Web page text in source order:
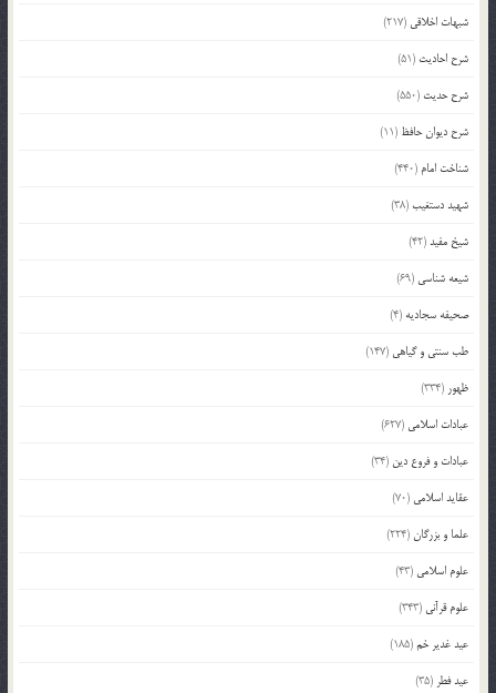
شبهات اخلاقی (217)
شرح احادیث (51)
شرح حدیث (550)
شرح دیوان حافظ (11)
شناخت امام (440)
شهید دستغیب(38)
شیخ مفید(42)
شیعه شناسی (69)
صحیفه سجادیه (4)
طب سنتی و گیاهی (147)
ظهور (334)
عبادات اسلامی (627)
عبادات و فروع دین (34)
عقاید اسلامی (70)
علما و بزرگان(224)
علوم اسلامی (43)
علوم قرآنی (343)
عید غدیر خم(185)
عید فطر (35)